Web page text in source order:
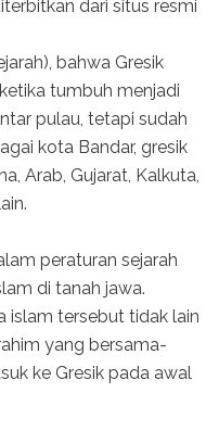
dari situs resmi
bahwa Gresik
tumbuh menjadi
pulau, tetapi sudah
kota Bandar, gresik
Arab, Gujarat, Kalkuta,
peraturan sejarah
di tanah jawa.
islam tersebut tidak lain
yang bersama-
ke Gresik pada awal